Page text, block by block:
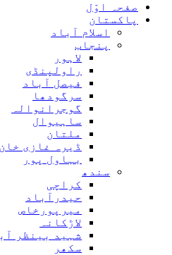
صفحہ اوّل
پاکستان
اسلام آباد
پنجاب
لاہور
راولپنڈی
فیصل آباد
سرگودھا
گوجرانوالہ
ساہیوال
ملتان
ڈیرہ غازی خان
بہاول پور
سندھ
کراچی
حیدرآباد
میرپورخاص
لاڑکانہ
شہید بینظر
سکھر